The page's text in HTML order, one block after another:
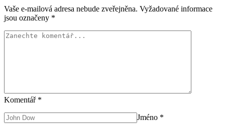
Vaše e-mailová adresa nebude zveřejněna. Vyžadované informace
jsou označeny *
Komentář *
Jméno *